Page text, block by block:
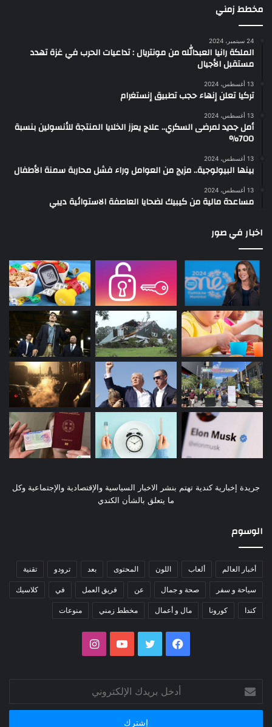
مخطط زمني
24 سبتمبر، 2024
الملكة رانيا العبدالله من مونتريال : تداعيات الحرب في غزة تهدد
مستقبل الأجيال
13 أغسطس، 2024
تركيا تعلن إنهاء حجب تطبيق إنستغرام
13 أغسطس، 2024
أمل جديد لمرضى السكري.. علاج يعزز الخلايا المنتجة للأنسولين بنسبة
700%
13 أغسطس، 2024
بينها البيولوجية.. مزيج من العوامل وراء فشل محاربة سمنة الأطفال
13 أغسطس، 2024
مساعدة مالية من كيبيك لضحايا العاصفة الاستوائية ديبي
اخبار في صور
جريدة إخبارية كندية تهتم بنشر الاخبار السياسية والإقتصادية والإجتماعية وكل
ما يتعلق بالشأن الكندي
الوسوم
أخبار العالم ألعاب اللون المحتوى بعد ترودو تقنية
سياحة و سفر صحة و جمال عن فريق العمل في كلاسيك
كندا كورونا مال و أعمال مخطط زمني منوعات
فيسبوك تويتر يوتيوبانستقرام
بريدك
الإلكتروني